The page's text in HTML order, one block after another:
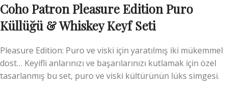
Coho Patron Pleasure Edition Puro
Küllüğü & Whiskey Keyf Seti
Pleasure Edition: Puro ve viski için yaratılmış iki mükemmel
dost… Keyifli anlarınızı ve başarılarınızı kutlamak için özel
tasarlanmış bu set, puro ve viski kültürünün lüks simgesi.